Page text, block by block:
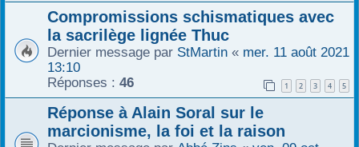
Compromissions schismatiques avec
la sacrilège lignée Thuc
Dernier message par StMartin « mer. 11 août 2021
13:10
Réponses : 46 1 2 3 4 5
Réponse à Alain Soral sur le
marcionisme, la foi et la raison